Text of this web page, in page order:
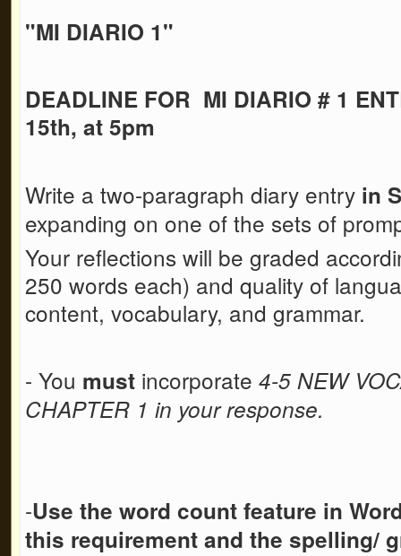
"MI DIARIO 1"
DEADLINE FOR MI DIARIO # 1
15th, at 5pm
Write a two-paragraph diary entry in
expanding on one of the sets of
Your reflections will be graded
250 words each) and quality of
content, vocabulary, and grammar.
- You mustincorporate 4-5 NEW
CHAPTER 1 in your response.
-Use the word count feature in
this requirement and the spelling/